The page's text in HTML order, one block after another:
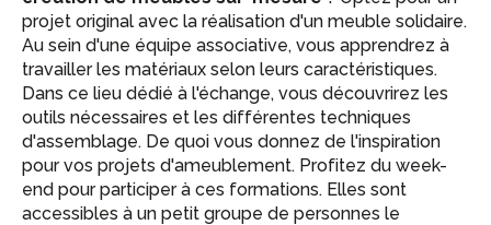
projet original avec la réalisation d'un meuble solidaire.
Au sein d'une équipe associative, vous apprendrez à
travailler les matériaux selon leurs caractéristiques.
Dans ce lieu dédié à l'échange, vous découvrirez les
outils nécessaires et les différentes techniques
d'assemblage. De quoi vous donnez de l'inspiration
pour vos projets d'ameublement. Profitez du week-
end pour participer à ces formations. Elles sont
accessibles à un petit groupe de personnes le